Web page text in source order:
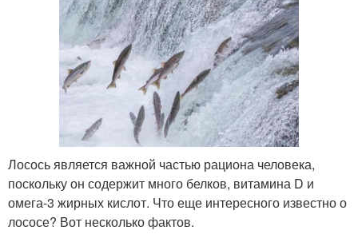
Лосось является важной частью рациона человека,
поскольку он содержит много белков, витамина D и
омега-3 жирных кислот. Что еще интересного известно о
лососе? Вот несколько фактов.